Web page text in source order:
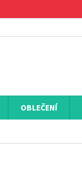
OBLEČENÍ